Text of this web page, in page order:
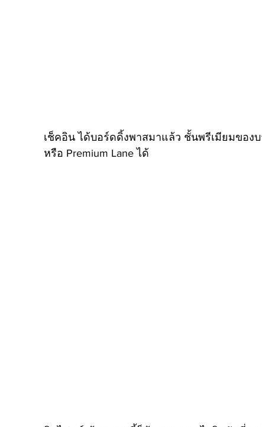
เช็คอิน ได้บอร์ดดิ้งพาสมาแล้ว ชั้นพรีเมียมของ
หรือ Premium Lane ได้